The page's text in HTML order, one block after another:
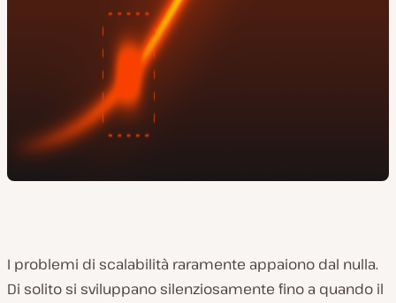
I problemi di scalabilità raramente appaiono dal nulla.
Di solito si sviluppano silenziosamente fino a quando il